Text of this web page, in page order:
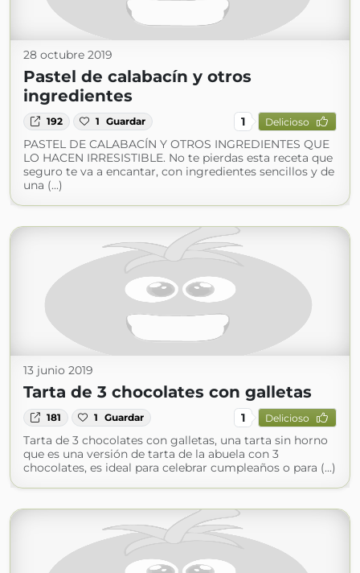
28 octubre 2019
Pastel de calabacín y otros
ingredientes
192 1 Guardar 1 Delicioso
PASTEL DE CALABACÍN Y OTROS INGREDIENTES QUE
LO HACEN IRRESISTIBLE. No te pierdas esta receta que
seguro te va a encantar, con ingredientes sencillos y de
una (...)
13 junio 2019
Tarta de 3 chocolates con galletas
181 1 Guardar 1 Delicioso
Tarta de 3 chocolates con galletas, una tarta sin horno
que es una versión de tarta de la abuela con 3
chocolates, es ideal para celebrar cumpleaños o para (...)